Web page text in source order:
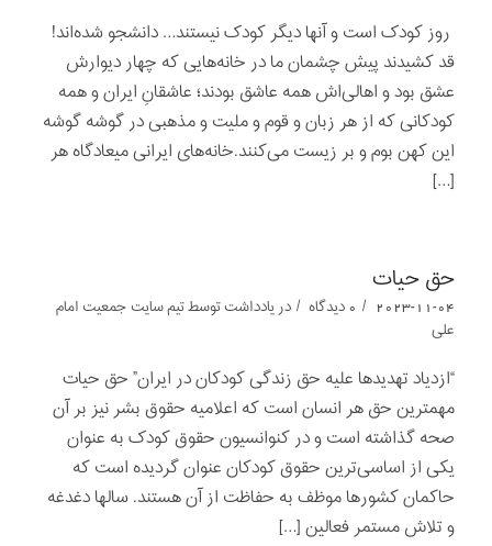
روز کودک است و آنها دیگر کودک نیستند… دانشجو شده‌اند!
قد کشیدند پیش چشمان ما در خانه‌هایی که چهار دیوارش
عشق بود و اهالی‌اش همه عاشق بودند؛ عاشقانِ ایران و همه
کودکانی که از هر زبان و قوم و ملیت و مذهبی در گوشه گوشه
این کهن بوم و بر زیست می‌کنند.خانه‌های ایرانی میعادگاه هر
[…]
حق حیات
2023-11-04
/ 0 دیدگاه / دریادداشت‌‌‌‌‌‌‌توسطتیم سایت جمعیت امام
علی
“ازدیاد تهدیدها علیه حق زندگی کودکان در ایران” حق حیات
مهمترین حق هر انسان است که اعلامیه حقوق بشر نیز بر آن
صحه گذاشته است و در کنوانسیون حقوق کودک به عنوان
یکی از اساسی‌ترین حقوق کودکان عنوان گردیده است که
حاکمان کشورها موظف به حفاظت از آن هستند. سالها دغدغه
و تلاش مستمر فعالین […]